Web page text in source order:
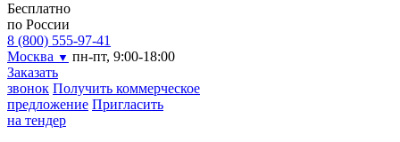
Бесплатно
по России
8 (800) 555-97-41
Москва ▼ пн-пт, 9:00-18:00
Заказать
звонок Получить коммерческое
предложение Пригласить
на тендер